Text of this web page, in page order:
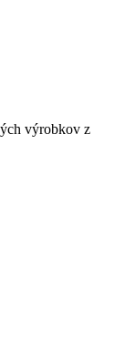
výrobkov z